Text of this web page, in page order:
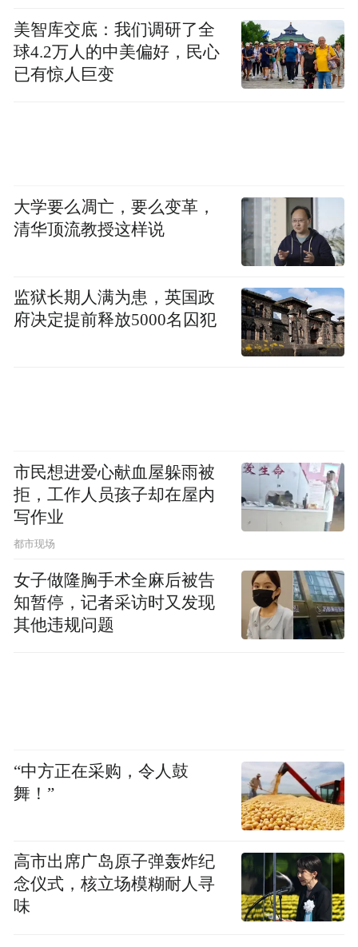
pictures and audios if any) is uploaded and posted
by the user of Dafeng Hao, which is a social media
platform and merely provides information storage
space services.”
美智库交底：我们调研了全
球4.2万人的中美偏好，民心
已有惊人巨变
大学要么凋亡，要么变革，
清华顶流教授这样说
监狱长期人满为患，英国政
府决定提前释放5000名囚犯
市民想进爱心献血屋躲雨被
拒，工作人员孩子却在屋内
写作业
都市现场
女子做隆胸手术全麻后被告
知暂停，记者采访时又发现
其他违规问题
“中方正在采购，令人鼓
舞！”
高市出席广岛原子弹轰炸纪
念仪式，核立场模糊耐人寻
味